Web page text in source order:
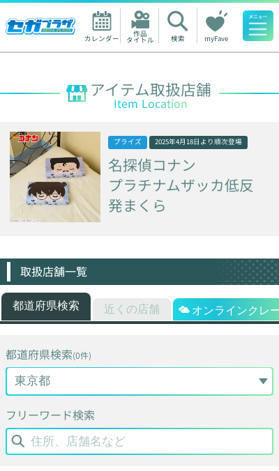
カレンダー 作品
タイトル 検索 myFave
人気ワード
アイテム取扱店舗
Item Location
プライズ 2025年4月18日 より順次登場
名探偵コナン
プラチナムザッカ低反
発まくら
取扱店舗一覧
都道府県検索 近くの店舗 オンラインクレー
都道府県検索(0件)
フリーワード検索